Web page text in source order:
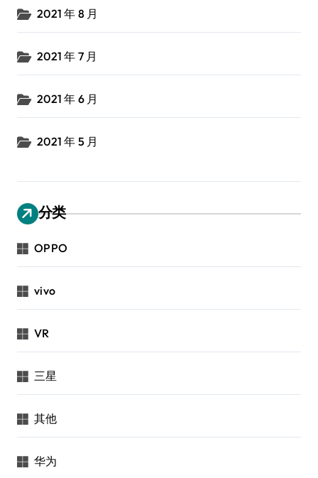
2021 年 8 月
2021 年 7 月
2021 年 6 月
2021 年 5 月
分类
OPPO
vivo
VR
三星
其他
华为